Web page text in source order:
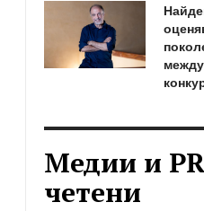
Медии и
четени